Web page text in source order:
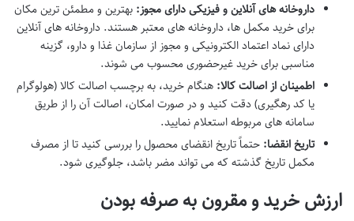
داروخانه های آنلاین و فیزیکی دارای مجوز: بهترین و مطمئن ترین مکان
برای خرید مکمل ها، داروخانه های معتبر هستند. داروخانه های آنلاین
دارای نماد اعتماد الکترونیکی و مجوز از سازمان غذا و دارو، گزینه
مناسبی برای خرید غیرحضوری محسوب می شوند.
اطمینان از اصالت کالا: هنگام خرید، به برچسب اصالت کالا (هولوگرام
یا کد رهگیری) دقت کنید و در صورت امکان، اصالت آن را از طریق
سامانه های مربوطه استعلام نمایید.
تاریخ انقضا: حتماً تاریخ انقضای محصول را بررسی کنید تا از مصرف
مکمل تاریخ گذشته که می تواند مضر باشد، جلوگیری شود.
ارزش خرید و مقرون به صرفه بودن